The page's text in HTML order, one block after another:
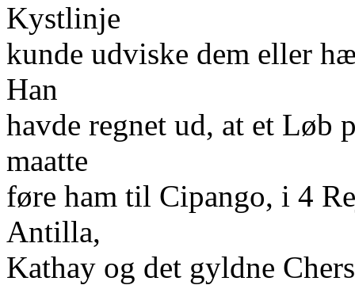
Kystlinje
kunde udviske dem eller
Han
havde regnet ud, at et Løb
maatte
føre ham til Cipango, i 4
Antilla,
Kathay og det gyldne